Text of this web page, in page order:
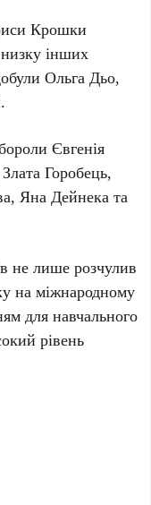
Крошки
інших
Ольга Дьо,
.
Євгенія
Злата Горобець,
,Яна Дейнека та
не лише розчулив
на міжнародному
для навчального
рівень